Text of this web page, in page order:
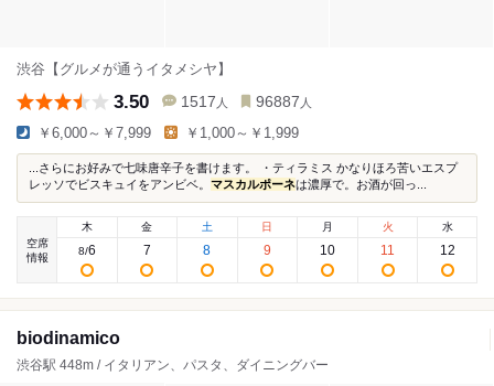
渋谷【グルメが通うイタメシヤ】
3.50 1517 人 96887 人
￥6,000～￥7,999 ￥1,000～￥1,999
...さらにお好みで七味唐辛子を書けます。 ・ティラミス かなりほろ苦いエスプ
レッソでビスキュイをアンビベ。 マスカルポーネは濃厚で。お酒が回っ...
空席
情報
木
8/6
金
7
土
8
日
9
月
10
火
11
水
12
biodinamico
渋谷駅 448m / イタリアン、パスタ、ダイニングバー